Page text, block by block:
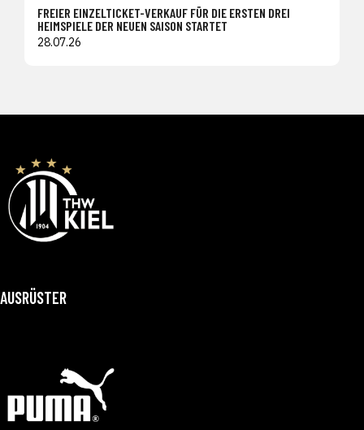
FREIER EINZELTICKET-VERKAUF FÜR DIE ERSTEN DREI
HEIMSPIELE DER NEUEN SAISON STARTET
28.07.26
AUSRÜSTER